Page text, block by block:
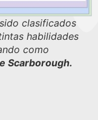
clasificados
habilidades
como
Scarborough.